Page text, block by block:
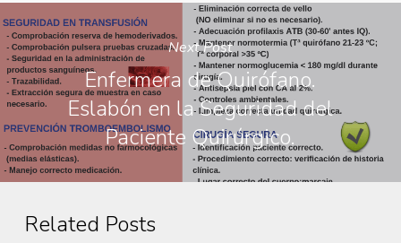
Next Post
Enfermera de Quirófano.
Eslabón en la Seguridad del
Paciente Quirúrgico.
Related Posts